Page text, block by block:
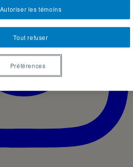
Tout refuser
Autoriser les témoins
Préférences